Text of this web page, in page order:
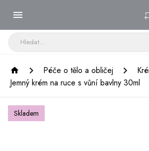
Péče o tělo a obličej
Jemný krém na ruce s vůní bavlny 30ml
Skladem